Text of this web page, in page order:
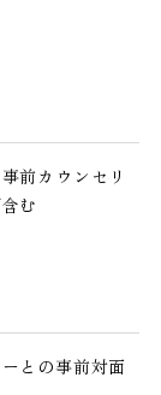
前カウンセリ
む
との事前対面